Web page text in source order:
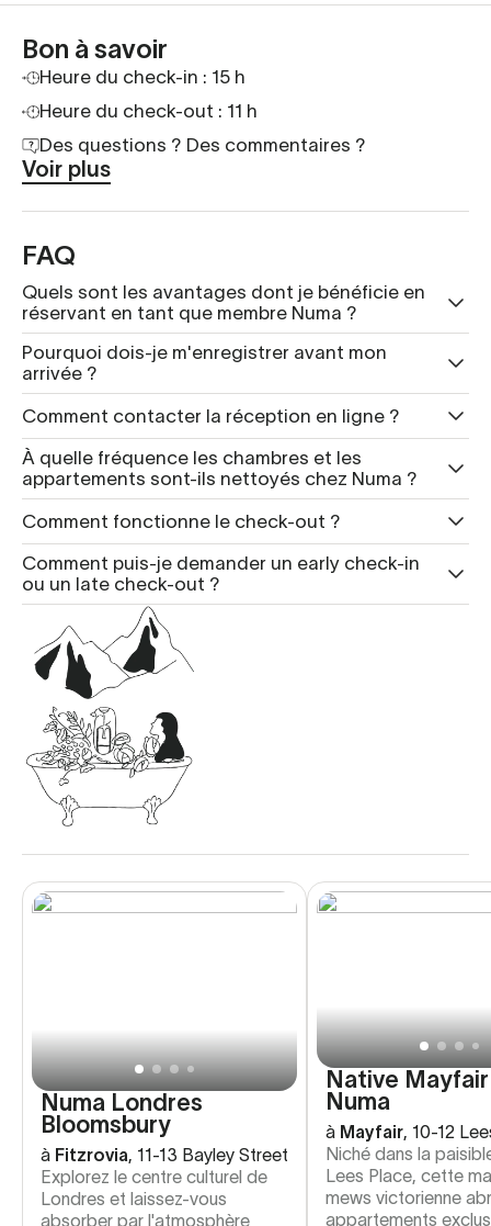
Bon à savoir
Heure du check-in : 15 h
Heure du check-out : 11 h
Des questions ? Des commentaires ?
Voir plus
FAQ
Quels sont les avantages dont je bénéficie en
réservant en tant que membre Numa ?
Pourquoi dois-je m'enregistrer avant mon
arrivée ?
Comment contacter la réception en ligne ?
À quelle fréquence les chambres et les
appartements sont-ils nettoyés chez Numa ?
Comment fonctionne le check-out ?
Comment puis-je demander un early check-in
ou un late check-out ?
Numa Londres
Bloomsbury
à Fitzrovia 11-13 Bayley Street
Explorez le centre culturel de
Londres et laissez-vous
absorber par l'atmosphère
Native
Numa
à Mayfair, 10-12
Niché dans la
Lees Place, cette
mews victorienne
appartements